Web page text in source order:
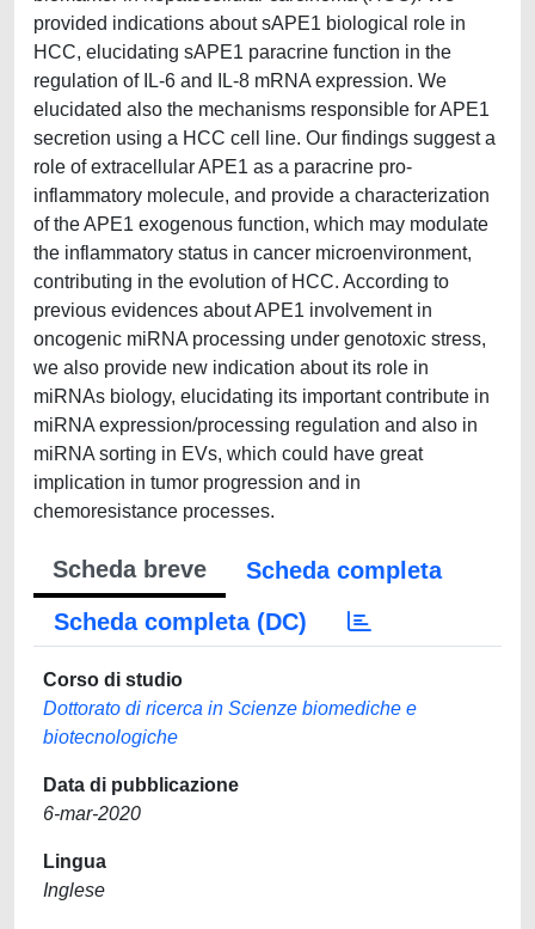
provided indications about sAPE1 biological role in
HCC, elucidating sAPE1 paracrine function in the
regulation of IL-6 and IL-8 mRNA expression. We
elucidated also the mechanisms responsible for APE1
secretion using a HCC cell line. Our findings suggest a
role of extracellular APE1 as a paracrine pro-
inflammatory molecule, and provide a characterization
of the APE1 exogenous function, which may modulate
the inflammatory status in cancer microenvironment,
contributing in the evolution of HCC. According to
previous evidences about APE1 involvement in
oncogenic miRNA processing under genotoxic stress,
we also provide new indication about its role in
miRNAs biology, elucidating its important contribute in
miRNA expression/processing regulation and also in
miRNA sorting in EVs, which could have great
implication in tumor progression and in
chemoresistance processes.
Scheda breve
Scheda completa
Scheda completa (DC)
Corso di studio
Dottorato di ricerca in Scienze biomediche e
biotecnologiche
Data di pubblicazione
6-mar-2020
Lingua
Inglese